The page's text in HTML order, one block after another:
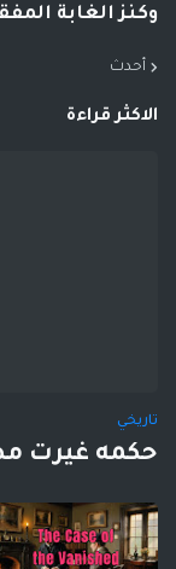
وكنز الغابة
أحدث
الاكثر قراءة
تاريخي
حكمه غيرت